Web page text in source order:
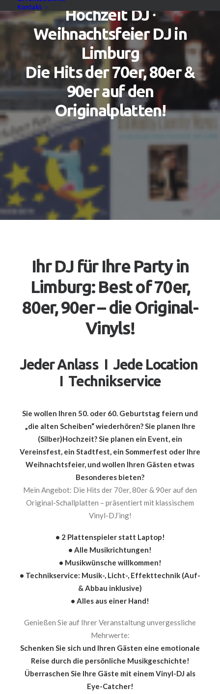
Kontakt
Hochzeit DJ ∙
Weihnachtsfeier DJ in
Limburg
Die Hits der 70er, 80er &
90er auf den
Originalplatten!
Ihr DJ für Ihre Party in
Limburg: Best of 70er,
80er, 90er – die Original-
Vinyls!
Jeder Anlass I Jede Location
I Technikservice
Sie wollen Ihren 50. oder 60. Geburtstag feiern und
„die alten Scheiben“ wiederhören? Sie planen Ihre
(Silber)Hochzeit? Sie planen ein Event, ein
Vereinsfest, ein Stadtfest, ein Sommerfest oder Ihre
Weihnachtsfeier, und wollen Ihren Gästen etwas
Besonderes bieten?
Mein Angebot: Die Hits der 70er, 80er & 90er auf den
Original-Schallplatten – präsentiert mit klassischem
Vinyl-DJ’ing!
• 2 Plattenspieler statt Laptop!
• Alle Musikrichtungen!
• Musikwünsche willkommen!
• Technikservice: Musik-, Licht-, Effekttechnik (Auf-
& Abbau inklusive)
• Alles aus einer Hand!
Genießen Sie auf Ihrer Veranstaltung unvergessliche
Mehrwerte:
Schenken Sie sich und Ihren Gästen eine emotionale
Reise durch die persönliche Musikgeschichte!
Überraschen Sie Ihre Gäste mit einem Vinyl-DJ als
Eye-Catcher!